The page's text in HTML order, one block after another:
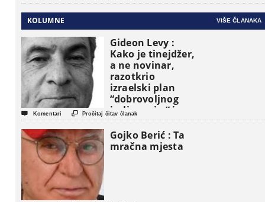
KOLUMNE VIŠE ČLANAKA
Gideon Levy :
Kako je tinejdžer,
a ne novinar,
razotkrio
izraelski plan
“dobrovoljnog
iseljavanja ” iz
Gaze
 Komentari  Pročitaj čitav članak
Gojko Berić : Ta
mračna mjesta